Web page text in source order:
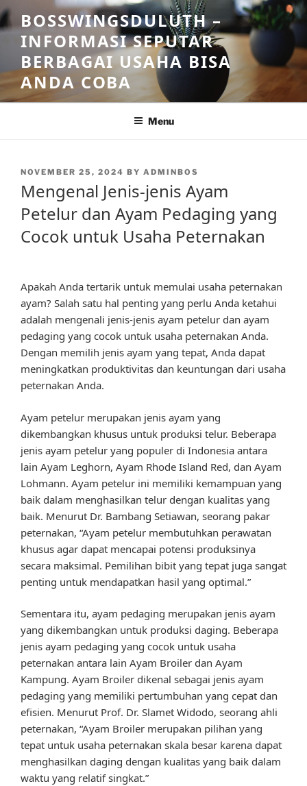
Skip
to
content
BOSSWINGSDULUTH –
INFORMASI SEPUTAR
BERBAGAI USAHA BISA
ANDA COBA
Menu
POSTED
NOVEMBER 25, 2024 BY ADMINBOS
Mengenal Jenis-jenis Ayam
Petelur dan Ayam Pedaging yang
Cocok untuk Usaha Peternakan
Apakah Anda tertarik untuk memulai usaha peternakan
ayam? Salah satu hal penting yang perlu Anda ketahui
adalah mengenali jenis-jenis ayam petelur dan ayam
pedaging yang cocok untuk usaha peternakan Anda.
Dengan memilih jenis ayam yang tepat, Anda dapat
meningkatkan produktivitas dan keuntungan dari usaha
peternakan Anda.
Ayam petelur merupakan jenis ayam yang
dikembangkan khusus untuk produksi telur. Beberapa
jenis ayam petelur yang populer di Indonesia antara
lain Ayam Leghorn, Ayam Rhode Island Red, dan Ayam
Lohmann. Ayam petelur ini memiliki kemampuan yang
baik dalam menghasilkan telur dengan kualitas yang
baik. Menurut Dr. Bambang Setiawan, seorang pakar
peternakan, “Ayam petelur membutuhkan perawatan
khusus agar dapat mencapai potensi produksinya
secara maksimal. Pemilihan bibit yang tepat juga sangat
penting untuk mendapatkan hasil yang optimal.”
Sementara itu, ayam pedaging merupakan jenis ayam
yang dikembangkan untuk produksi daging. Beberapa
jenis ayam pedaging yang cocok untuk usaha
peternakan antara lain Ayam Broiler dan Ayam
Kampung. Ayam Broiler dikenal sebagai jenis ayam
pedaging yang memiliki pertumbuhan yang cepat dan
efisien. Menurut Prof. Dr. Slamet Widodo, seorang ahli
peternakan, “Ayam Broiler merupakan pilihan yang
tepat untuk usaha peternakan skala besar karena dapat
menghasilkan daging dengan kualitas yang baik dalam
waktu yang relatif singkat.”